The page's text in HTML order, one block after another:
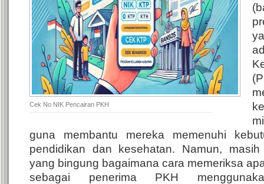
Cek No NIK Pencairan PKH
guna membantu mereka memenuhi
pendidikan dan kesehatan. Namun,
yang bingung bagaimana cara memeriksa
sebagai penerima PKH